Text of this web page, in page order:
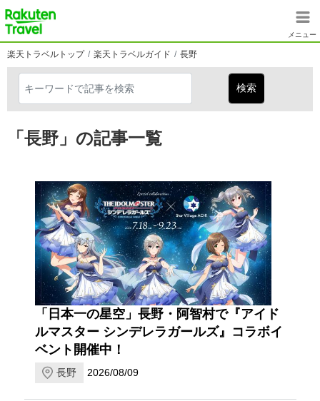
メニュー
楽天トラベルトップ 楽天トラベルガイド 長野
「長野」の記事一覧
「日本一の星空」長野・阿智村で『アイド
ルマスター シンデレラガールズ』コラボイ
ベント開催中！
長野 2026/08/09